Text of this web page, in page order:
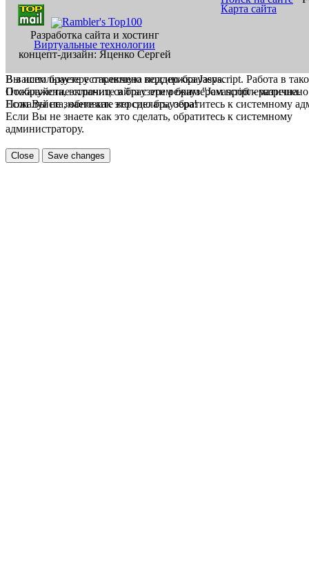
Разработка сайта и хостинг
Виртуальные технологии
концепт-дизайн: Яценко Сергей
Карта сайта
В вашем браузере отключена поддержка Jasvscript. Работа в
Пожалуйста, включите в браузере режим "Javascript -
Если Вы не знаете как это сделать, обратитесь к системному
Вы используете устаревшую версию браузера.
Отображение страниц сайта с этим браузером проблематична.
Пожалуйста, обновите версию браузера!
Если Вы не знаете как это сделать, обратитесь к системному
администратору.
Close Save changes